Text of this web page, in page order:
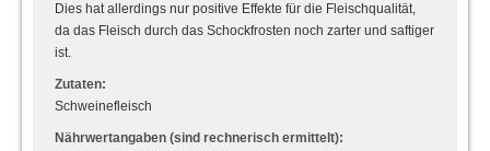
Dies hat allerdings nur positive Effekte für die Fleischqualität,
da das Fleisch durch das Schockfrosten noch zarter und saftiger
ist.
Zutaten:
Schweinefleisch
Nährwertangaben (sind rechnerisch ermittelt):